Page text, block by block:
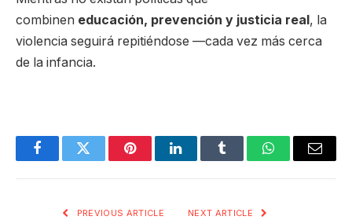
combinen educación, prevención y justicia real , la
violencia seguirá repitiéndose —cada vez más cerca
de la infancia.
FacebookTwitter PinterestLinkedInTumblr WhatsAppEmail
PREVIOUS ARTICLE NEXT ARTICLE